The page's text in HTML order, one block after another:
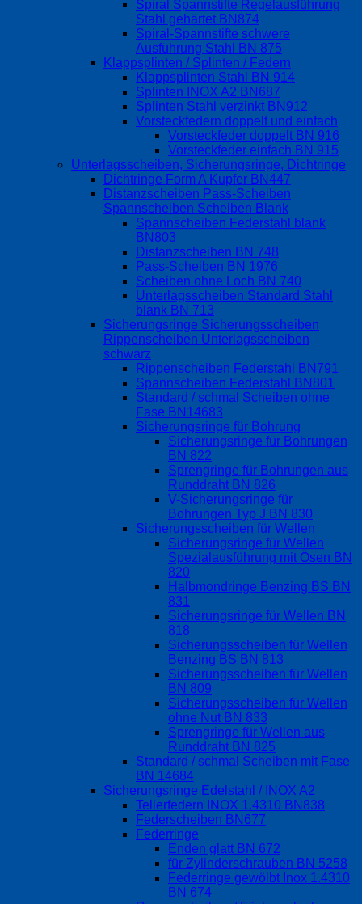
Spiral Spannstifte Regelausführung
Stahl gehärtet BN874
Spiral-Spannstifte schwere
Ausführung Stahl BN 875
Klappsplinten / Splinten / Federn
Klappsplinten Stahl BN 914
Splinten INOX A2 BN687
Splinten Stahl verzinkt BN912
Vorsteckfedern doppelt und einfach
Vorsteckfeder doppelt BN 916
Vorsteckfeder einfach BN 915
Unterlagsscheiben, Sicherungsringe, Dichtringe
Dichtringe Form A Kupfer BN447
Distanzscheiben Pass-Scheiben
Spannscheiben Scheiben Blank
Spannscheiben Federstahl blank
BN803
Distanzscheiben BN 748
Pass-Scheiben BN 1976
Scheiben ohne Loch BN 740
Unterlagsscheiben Standard Stahl
blank BN 713
Sicherungsringe Sicherungsscheiben
Rippenscheiben Unterlagsscheiben
schwarz
Rippenscheiben Federstahl BN791
Spannscheiben Federstahl BN801
Standard / schmal Scheiben ohne
Fase BN14683
Sicherungsringe für Bohrung
Sicherungsringe für Bohrungen
BN 822
Sprengringe für Bohrungen aus
Runddraht BN 826
V-Sicherungsringe für
Bohrungen Typ J BN 830
Sicherungsscheiben für Wellen
Sicherungsringe für Wellen
Spezialausführung mit Ösen BN
820
Halbmondringe Benzing BS BN
831
Sicherungsringe für Wellen BN
818
Sicherungsscheiben für Wellen
Benzing BS BN 813
Sicherungsscheiben für Wellen
BN 809
Sicherungsscheiben für Wellen
ohne Nut BN 833
Sprengringe für Wellen aus
Runddraht BN 825
Standard / schmal Scheiben mit Fase
BN 14684
Sicherungsringe Edelstahl / INOX A2
Tellerfedern INOX 1.4310 BN838
Federscheiben BN677
Federringe
Enden glatt BN 672
für Zylinderschrauben BN 5258
Federringe gewölbt Inox 1.4310
BN 674